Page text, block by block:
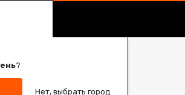
?
Нет, выбрать город